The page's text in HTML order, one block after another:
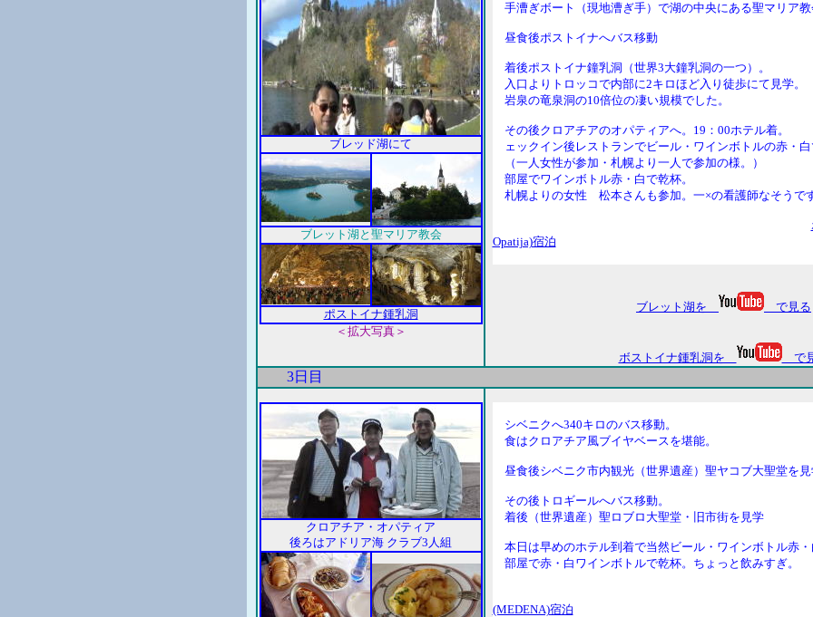
ブレッド湖にて
ブレット湖と聖マリア教会
ポストイナ鍾乳洞
＜拡大写真＞
手漕ぎボート（現地漕ぎ手）で湖の中央にある聖マリア
昼食後ポストイナへバス移動
着後ポストイナ鐘乳洞（世界3大鐘乳洞の一つ）。
入口よりトロッコで内部に2キロほど入り徒歩にて見学。
岩泉の竜泉洞の10倍位の凄い規模でした。
その後クロアチアのオパティアへ。19：00ホテル着。
ェックイン後レストランでビール・ワインボトルの赤・
（一人女性が参加・札幌より一人で参加の様。）
部屋でワインボトル赤・白で乾杯。
札幌よりの女性 松本さんも参加。一×の看護師なそうで
Opatija)宿泊
ブレット湖を で見る
ボストイナ鍾乳洞を で
3日目
クロアチア・オパティア
後ろはアドリア海 クラブ3人組
シベニクへ340キロのバス移動。
食はクロアチア風ブイヤベースを堪能。
昼食後シベニク市内観光（世界遺産）聖ヤコブ大聖堂を見
その後トロギールへバス移動。
着後（世界遺産）聖ロブロ大聖堂・旧市街を見学
本日は早めのホテル到着で当然ビール・ワインボトル赤
部屋で赤・白ワインボトルで乾杯。ちょっと飲みすぎ。
(MEDENA)宿泊